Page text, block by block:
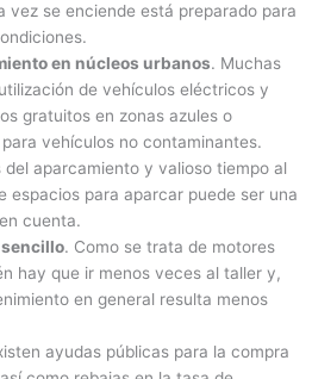
vez se enciende está preparado para
en núcleos urbanos. Muchas
de vehículos eléctricos y
gratuitos en zonas azules o
vehículos no contaminantes.
aparcamiento y valioso tiempo al
espacios para aparcar puede ser una
cuenta.
. Como se trata de motores
hay que ir menos veces al taller y,
en general resulta menos
ayudas públicas para la compra